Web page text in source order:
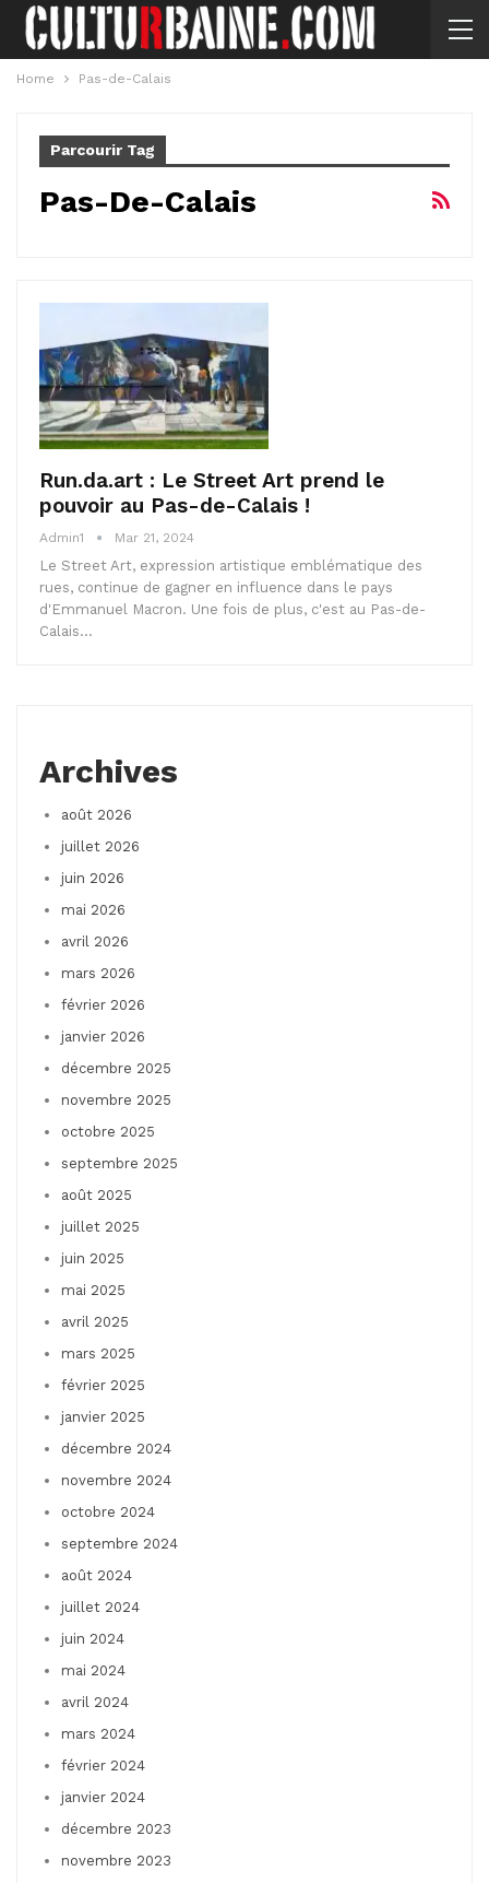
Home Pas-de-Calais
Parcourir Tag
Pas-De-Calais
Run.da.art : Le Street Art prend le
pouvoir au Pas-de-Calais !
Admin1 Mar 21, 2024
Le Street Art, expression artistique emblématique des
rues, continue de gagner en influence dans le pays
d'Emmanuel Macron. Une fois de plus, c'est au Pas-de-
Calais…
Archives
août 2026
juillet 2026
juin 2026
mai 2026
avril 2026
mars 2026
février 2026
janvier 2026
décembre 2025
novembre 2025
octobre 2025
septembre 2025
août 2025
juillet 2025
juin 2025
mai 2025
avril 2025
mars 2025
février 2025
janvier 2025
décembre 2024
novembre 2024
octobre 2024
septembre 2024
août 2024
juillet 2024
juin 2024
mai 2024
avril 2024
mars 2024
février 2024
janvier 2024
décembre 2023
novembre 2023